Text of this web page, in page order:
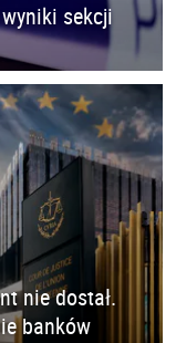
sekcji
nie dostał.
banków